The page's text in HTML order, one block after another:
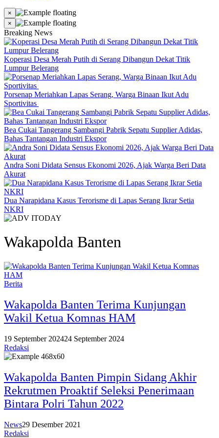
×
×
Breaking News
Koperasi Desa Merah Putih di Serang Dibangun Dekat Titik
Lumpur Belerang
Porsenap Meriahkan Lapas Serang, Warga Binaan Ikut Adu
Sportivitas
Bea Cukai Tangerang Sambangi Pabrik Sepatu Supplier Adidas,
Bahas Tantangan Industri Ekspor
Andra Soni Didata Sensus Ekonomi 2026, Ajak Warga Beri Data
Akurat
Dua Narapidana Kasus Terorisme di Lapas Serang Ikrar Setia
NKRI
Wakapolda Banten
Berita
Wakapolda Banten Terima Kunjungan
Wakil Ketua Komnas HAM
19 September 202424 September 2024
Redaksi
Wakapolda Banten Pimpin Sidang Akhir
Rekrutmen Proaktif Seleksi Penerimaan
Bintara Polri Tahun 2022
News29 Desember 2021
Redaksi